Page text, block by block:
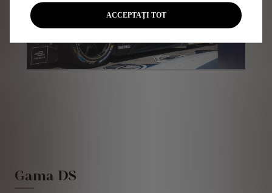
Gama DS
ACCEPTAȚI TOT